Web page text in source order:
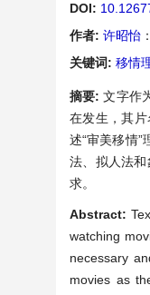
DOI:
作者: 许昭怡
关键词: 移情
摘要:文字作
在发生，其
述“审美移情
法、拟人法
求。
Abstract:
watching
necessary
movies as